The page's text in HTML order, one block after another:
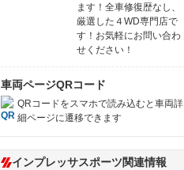
ます！全車修復歴なし、
厳選した４WD専門店で
す！お気軽にお問い合わ
せください！
車両ページQRコード
QRコードをスマホで読み込むと車両詳
細ページに遷移できます
インプレッサスポーツ関連情報